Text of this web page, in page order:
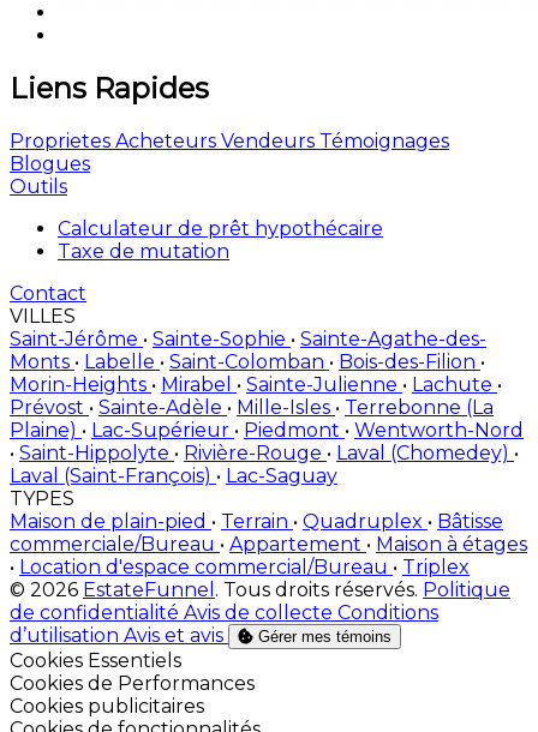
Liens Rapides
Proprietes Acheteurs Vendeurs Témoignages
Blogues
Outils
Calculateur de prêt hypothécaire
Taxe de mutation
Contact
VILLES
Saint-Jérôme • Sainte-Sophie • Sainte-Agathe-des-
Monts • Labelle • Saint-Colomban • Bois-des-Filion •
Morin-Heights • Mirabel • Sainte-Julienne • Lachute •
Prévost • Sainte-Adèle • Mille-Isles • Terrebonne (La
Plaine) • Lac-Supérieur • Piedmont • Wentworth-Nord
• Saint-Hippolyte • Rivière-Rouge • Laval (Chomedey) •
Laval (Saint-François) • Lac-Saguay
TYPES
Maison de plain-pied • Terrain • Quadruplex • Bâtisse
commerciale/Bureau • Appartement • Maison à étages
• Location d'espace commercial/Bureau • Triplex
© 2026 EstateFunnel . Tous droits réservés. Politique
de confidentialité Avis de collecte Conditions
d’utilisation Avis et avis Gérer mes témoins
Activer
Cookies Essentiels
Activer
Cookies de Performances
Activer
Cookies publicitaires